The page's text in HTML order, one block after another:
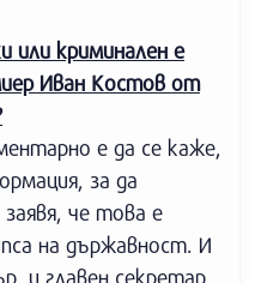
или криминален е
Иван Костов от
е да се каже,
за да
че това е
на държавност. И
и главен секретар